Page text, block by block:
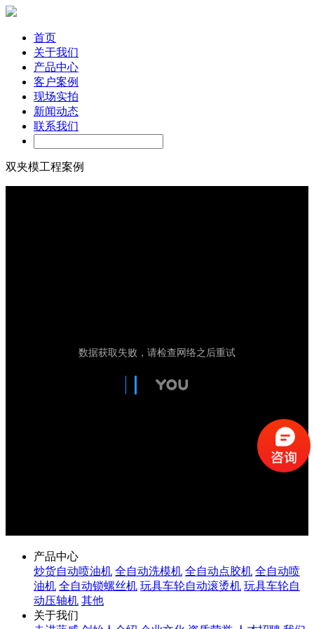
首页
关于我们
产品中心
客户案例
现场实拍
新闻动态
联系我们
双夹模工程案例
产品中心
炒货自动喷油机 全自动洗模机 全自动点胶机 全自动喷
油机 全自动锁螺丝机 玩具车轮自动滚烫机 玩具车轮自
动压轴机 其他
关于我们